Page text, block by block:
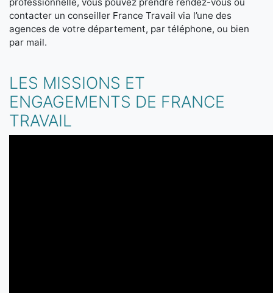
professionnelle, vous pouvez prendre rendez-vous ou
contacter un conseiller France Travail via l’une des
agences de votre département, par téléphone, ou bien
par mail.
LES MISSIONS ET
ENGAGEMENTS DE FRANCE
TRAVAIL